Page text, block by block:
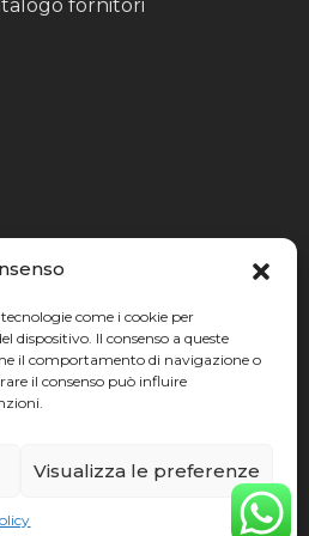
come i cookie per
dispositivo. Il consenso a queste
il comportamento di navigazione o
il consenso può influire
Visualizza le preferenze
fornitori